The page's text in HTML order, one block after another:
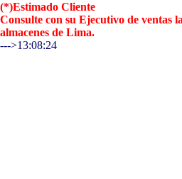
(*)Estimado Cliente
Consulte con su Ejecutivo de ventas
almacenes de Lima.
--->13:08:24